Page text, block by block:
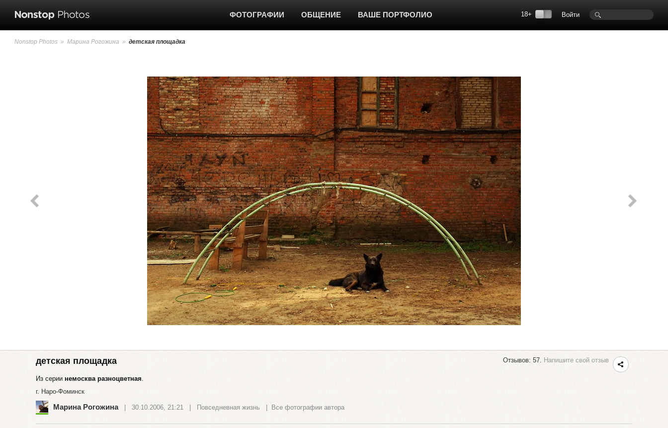
Войти
18+
ФОТОГРАФИИ ОБЩЕНИЕ ВАШЕ ПОРТФОЛИО
Nonstop Photos » Марина Рогожина » детская площадка
Отзывов: 57. Напишите свой отзыв
детская площадка
Из серии немосква разноцветная.
г. Наро-Фоминск
Марина Рогожина| 30.10.2006, 21:21 | Повседневная жизнь Все фотографии автора